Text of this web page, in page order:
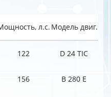
л.с. Модель двиг.
122 D 24 TIC
156 B 280 E